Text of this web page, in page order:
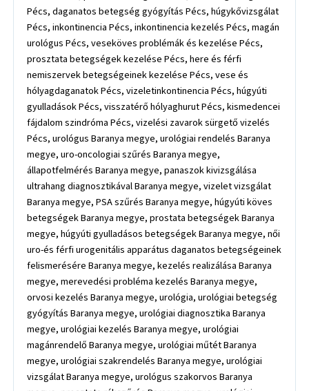
Pécs, daganatos betegség gyógyítás Pécs, húgykővizsgálat
Pécs, inkontinencia Pécs, inkontinencia kezelés Pécs, magán
urológus Pécs, veseköves problémák és kezelése Pécs,
prosztata betegségek kezelése Pécs, here és férfi
nemiszervek betegségeinek kezelése Pécs, vese és
hólyagdaganatok Pécs, vizeletinkontinencia Pécs, húgyúti
gyulladások Pécs, visszatérő hólyaghurut Pécs, kismedencei
fájdalom szindróma Pécs, vizelési zavarok sürgető vizelés
Pécs, urológus Baranya megye, urológiai rendelés Baranya
megye, uro-oncologiai szűrés Baranya megye,
állapotfelmérés Baranya megye, panaszok kivizsgálása
ultrahang diagnosztikával Baranya megye, vizelet vizsgálat
Baranya megye, PSA szűrés Baranya megye, húgyúti köves
betegségek Baranya megye, prostata betegségek Baranya
megye, húgyúti gyulladásos betegségek Baranya megye, női
uro-és férfi urogenitális apparátus daganatos betegségeinek
felismerésére Baranya megye, kezelés realizálása Baranya
megye, merevedési probléma kezelés Baranya megye,
orvosi kezelés Baranya megye, urológia, urológiai betegség
gyógyítás Baranya megye, urológiai diagnosztika Baranya
megye, urológiai kezelés Baranya megye, urológiai
magánrendelő Baranya megye, urológiai műtét Baranya
megye, urológiai szakrendelés Baranya megye, urológiai
vizsgálat Baranya megye, urológus szakorvos Baranya